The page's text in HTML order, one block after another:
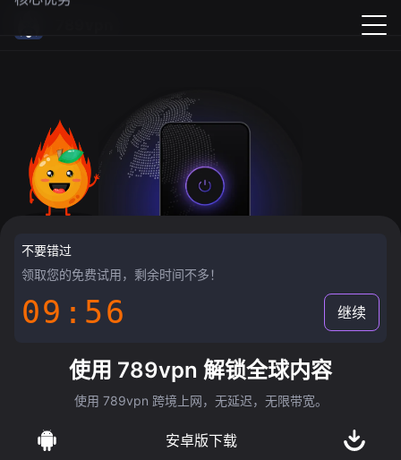
不要错过
领取您的免费试用，剩余时间不多！
09:55 继续
使用 789vpn 解锁全球内容
使用 789vpn 跨境上网，无延迟，无限带宽。
安卓版下载